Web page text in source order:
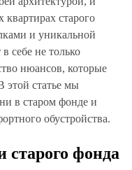
старого
и уникальной
себе не только
нюансов, которые
этой статье мы
в старом фонде и
обустройства.
старого фонда